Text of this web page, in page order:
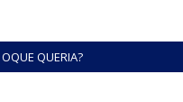
QUERIA?